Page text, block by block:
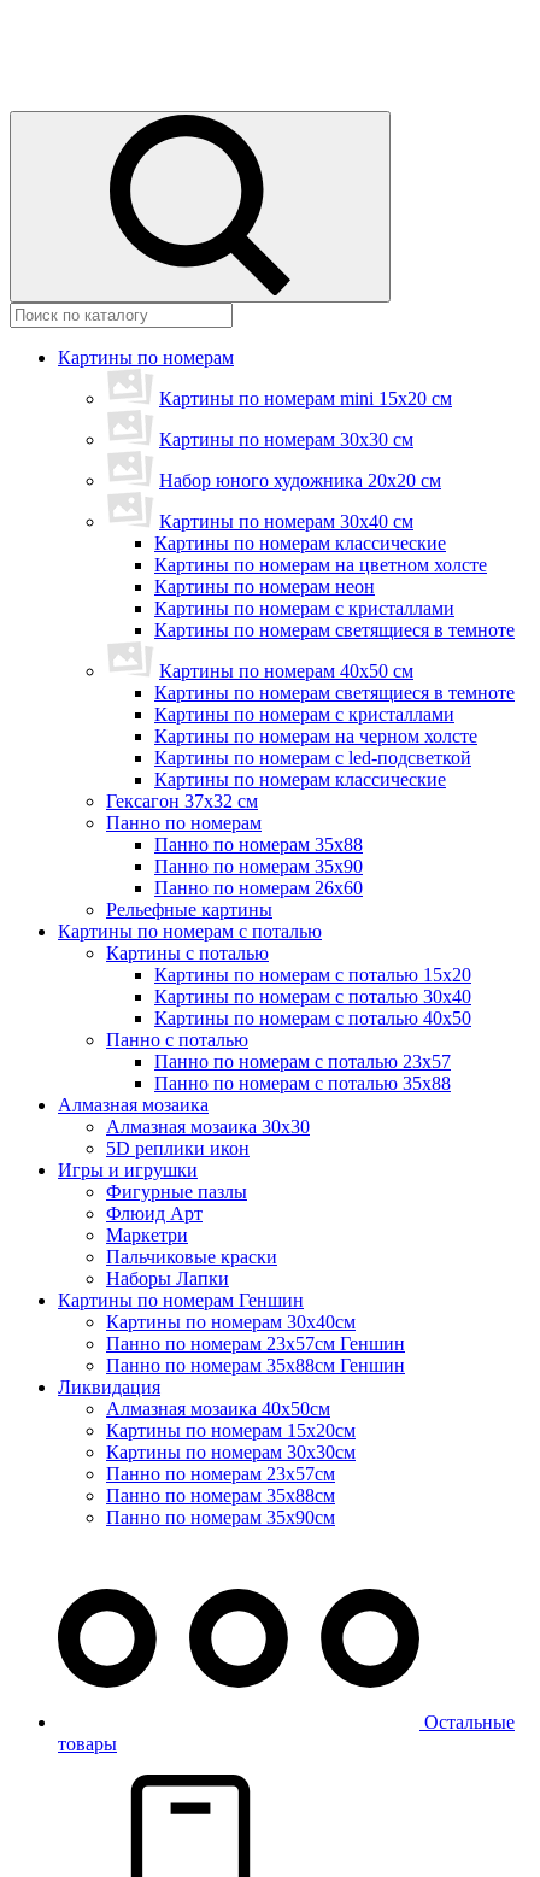
Картины по номерам
Картины по номерам mini 15х20 см
Картины по номерам 30x30 см
Набор юного художника 20х20 см
Картины по номерам 30х40 см
Картины по номерам классические
Картины по номерам на цветном холсте
Картины по номерам неон
Картины по номерам с кристаллами
Картины по номерам светящиеся в темноте
Картины по номерам 40х50 см
Картины по номерам светящиеся в темноте
Картины по номерам с кристаллами
Картины по номерам на черном холсте
Картины по номерам с led-подсветкой
Картины по номерам классические
Гексагон 37х32 см
Панно по номерам
Панно по номерам 35х88
Панно по номерам 35х90
Панно по номерам 26х60
Рельефные картины
Картины по номерам с поталью
Картины с поталью
Картины по номерам с поталью 15х20
Картины по номерам с поталью 30х40
Картины по номерам с поталью 40х50
Панно с поталью
Панно по номерам с поталью 23х57
Панно по номерам с поталью 35х88
Алмазная мозаика
Алмазная мозаика 30х30
5D реплики икон
Игры и игрушки
Фигурные пазлы
Флюид Арт
Маркетри
Пальчиковые краски
Наборы Лапки
Картины по номерам Геншин
Картины по номерам 30х40см
Панно по номерам 23х57см Геншин
Панно по номерам 35х88см Геншин
Ликвидация
Алмазная мозаика 40х50см
Картины по номерам 15х20см
Картины по номерам 30х30см
Панно по номерам 23х57см
Панно по номерам 35х88см
Панно по номерам 35х90см
Остальные
товары